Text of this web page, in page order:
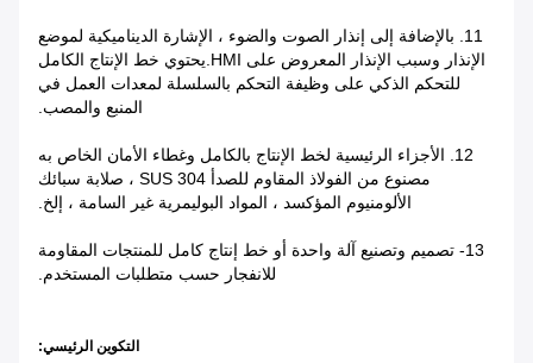
11. بالإضافة إلى إنذار الصوت والضوء ، الإشارة الديناميكية لموضع
الإنذار وسبب الإنذار المعروض على HMI.يحتوي خط الإنتاج الكامل
للتحكم الذكي على وظيفة التحكم بالسلسلة لمعدات العمل في
المنبع والمصب.
12. الأجزاء الرئيسية لخط الإنتاج بالكامل وغطاء الأمان الخاص به
مصنوع من الفولاذ المقاوم للصدأ SUS 304 ، صلابة سبائك
الألومنيوم المؤكسد ، المواد البوليمرية غير السامة ، إلخ.
13- تصميم وتصنيع آلة واحدة أو خط إنتاج كامل للمنتجات المقاومة
للانفجار حسب متطلبات المستخدم.
التكوين الرئيسي: